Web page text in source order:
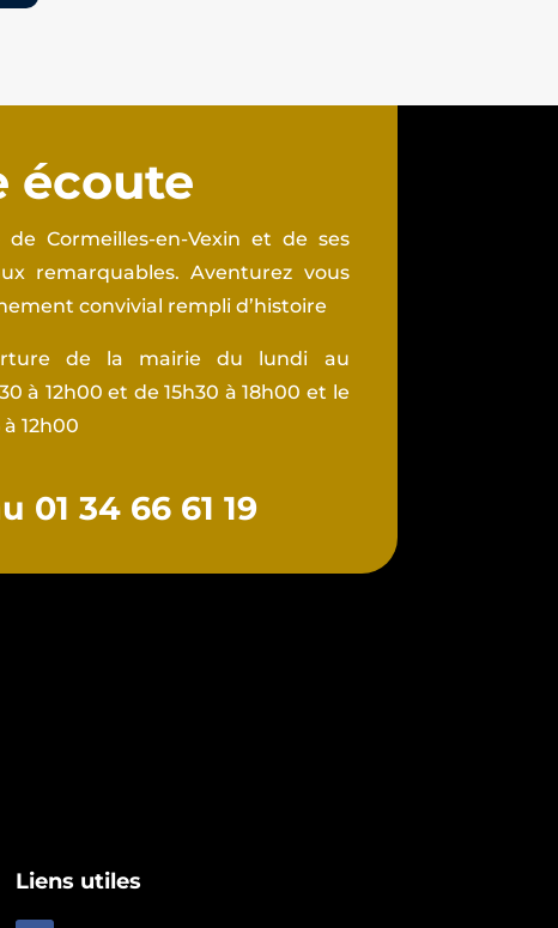
écoute
Cormeilles-en-Vexin et de ses
remarquables. Aventurez vous
convivial rempli d’histoire
de la mairie du lundi au
à 12h00 et de 15h30 à 18h00 et le
12h00
01 34 66 61 19
Liens utiles